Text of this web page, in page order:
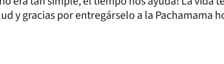
y gracias por entregárselo a la Pachamama